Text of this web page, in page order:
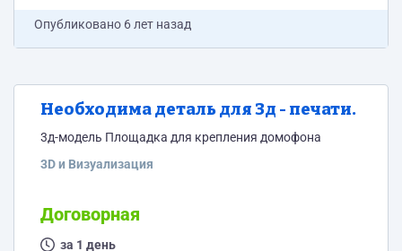
Опубликовано 6 лет назад
Необходима деталь для 3д - печати.
3д-модель Площадка для крепления домофона
3D и Визуализация
Договорная
за 1 день